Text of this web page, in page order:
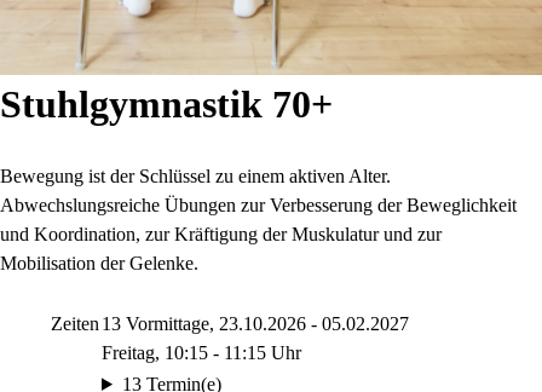
Stuhlgymnastik 70+
Bewegung ist der Schlüssel zu einem aktiven Alter.
Abwechslungsreiche Übungen zur Verbesserung der Beweglichkeit
und Koordination, zur Kräftigung der Muskulatur und zur
Mobilisation der Gelenke.
Zeiten 13 Vormittage, 23.10.2026 - 05.02.2027
Freitag, 10:15 - 11:15 Uhr
13 Termin(e)